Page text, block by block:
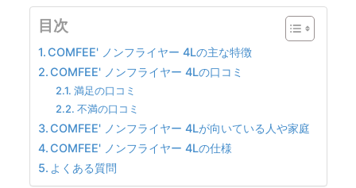
目次
COMFEE' ノンフライヤー 4Lの主な特徴
COMFEE' ノンフライヤー 4Lの口コミ
満足の口コミ
不満の口コミ
COMFEE' ノンフライヤー 4Lが向いている人や家庭
COMFEE' ノンフライヤー 4Lの仕様
よくある質問